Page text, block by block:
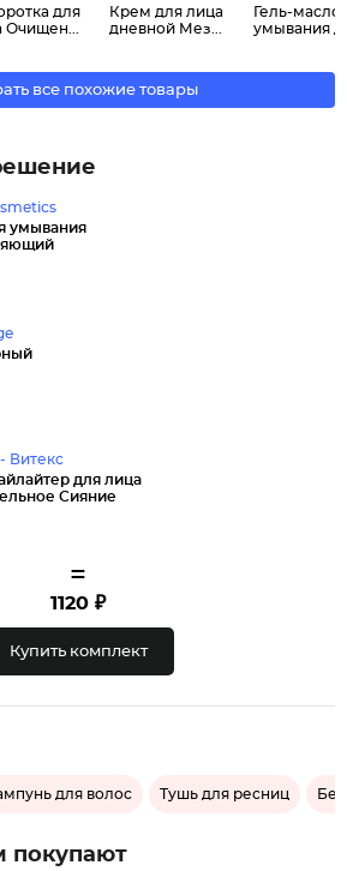
для
Очищен...
Крем для лица
дневной Мез...
Гель-масло
умывания
все похожие товары
умывания
Витекс
для лица
Сияние
=
1120 ₽
Купить комплект
для волос Тушь для ресниц
покупают